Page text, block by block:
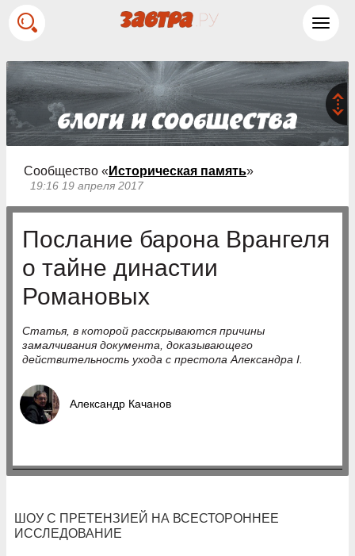
Сообщество « Историческая память»
19:16 19 апреля 2017
Послание барона Врангеля
о тайне династии
Романовых
Статья, в которой расскрываются причины
замалчивания документа, доказывающего
действительность ухода с престола Александра I.
Александр Качанов
ШОУ С ПРЕТЕНЗИЕЙ НА ВСЕСТОРОННЕЕ
ИССЛЕДОВАНИЕ